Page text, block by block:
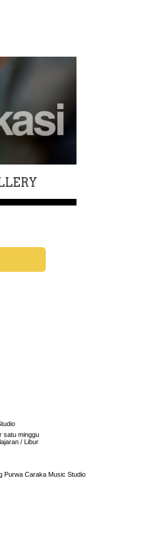
satu minggu
/ Libur
Purwa Caraka Music Studio